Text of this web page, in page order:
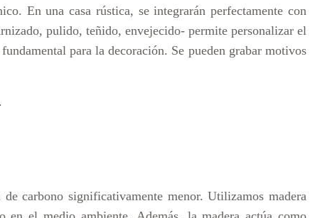
En una casa rústica, se integrarán perfectamente con
pulido, teñido, envejecido- permite personalizar el
para la decoración. Se pueden grabar motivos
carbono significativamente menor. Utilizamos madera